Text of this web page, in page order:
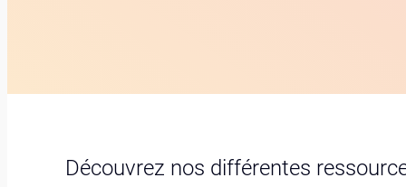
Découvrez nos différentes